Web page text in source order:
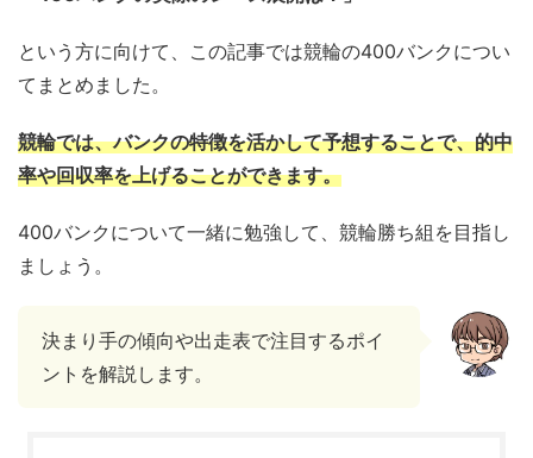
という方に向けて、この記事では競輪の400バンクについ
てまとめました。
競輪では、バンクの特徴を活かして予想することで、的中
率や回収率を上げることができます。
400バンクについて一緒に勉強して、競輪勝ち組を目指し
ましょう。
決まり手の傾向や出走表で注目するポイ
ントを解説します。